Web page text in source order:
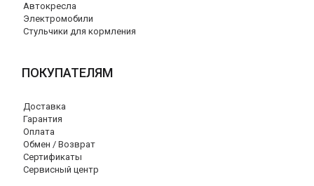
Автокресла
Электромобили
Стульчики для кормления
ПОКУПАТЕЛЯМ
Доставка
Гарантия
Оплата
Обмен / Возврат
Сертификаты
Сервисный центр